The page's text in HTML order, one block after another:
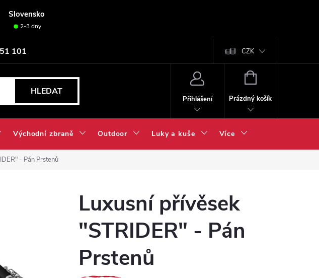
Slovensko
2-3 dny
101 CZK
HLEDAT
Přihlášení
NÁKUPNÍ
Prázdný košík
Východní zbraně Outdoor Luky a kuše Více
- Pán Prstenů
Luxusní přívěsek
"STRIDER" - Pán
Prstenů